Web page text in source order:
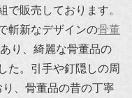
で販売しております。
斬新なデザインの骨董
り、綺麗な骨董品の
た。引手や釘隠しの周
、骨董品の昔の丁寧